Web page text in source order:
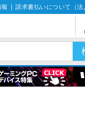
報 請求書払いについて（法